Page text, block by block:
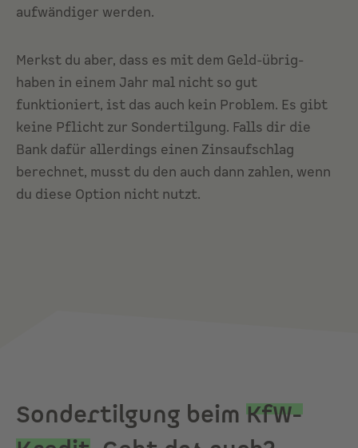
aufwändiger werden.
Merkst du aber, dass es mit dem Geld-übrig-
haben in einem Jahr mal nicht so gut
funktioniert, ist das auch kein Problem. Es gibt
keine Pflicht zur Sondertilgung. Falls dir die
Bank dafür allerdings einen Zinsaufschlag
berechnet, musst du den auch dann zahlen, wenn
du diese Option nicht nutzt.
Sondertilgung beim KfW-